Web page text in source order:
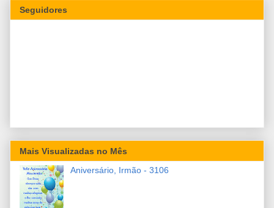
Seguidores
Mais Visualizadas no Mês
Aniversário, Irmão - 3106